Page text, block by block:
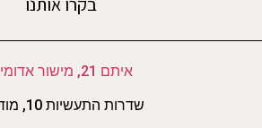
איתם 21, מישור אדומים
שדרות התעשיות 10, מודיעין